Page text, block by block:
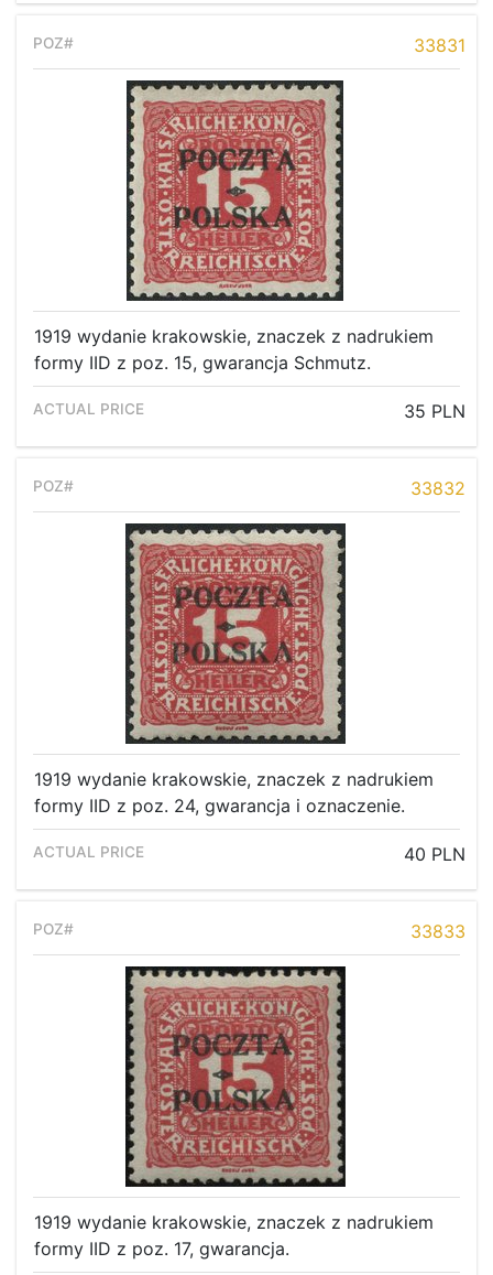
33831
1919 wydanie krakowskie, znaczek z nadrukiem
formy IID z poz. 15, gwarancja Schmutz.
35 PLN
33832
1919 wydanie krakowskie, znaczek z nadrukiem
formy IID z poz. 24, gwarancja i oznaczenie.
40 PLN
33833
1919 wydanie krakowskie, znaczek z nadrukiem
formy IID z poz. 17, gwarancja.